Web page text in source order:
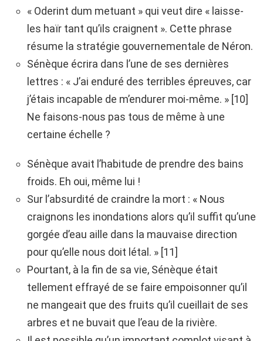
« Oderint dum metuant » qui veut dire « laisse-
les haïr tant qu’ils craignent ». Cette phrase
résume la stratégie gouvernementale de Néron.
Sénèque écrira dans l’une de ses dernières
lettres : « J’ai enduré des terribles épreuves, car
j’étais incapable de m’endurer moi-même. » [10]
Ne faisons-nous pas tous de même à une
certaine échelle ?
Sénèque avait l’habitude de prendre des bains
froids. Eh oui, même lui !
Sur l’absurdité de craindre la mort : « Nous
craignons les inondations alors qu’il suffit qu’une
gorgée d’eau aille dans la mauvaise direction
pour qu’elle nous doit létal. » [11]
Pourtant, à la fin de sa vie, Sénèque était
tellement effrayé de se faire empoisonner qu’il
ne mangeait que des fruits qu’il cueillait de ses
arbres et ne buvait que l’eau de la rivière.